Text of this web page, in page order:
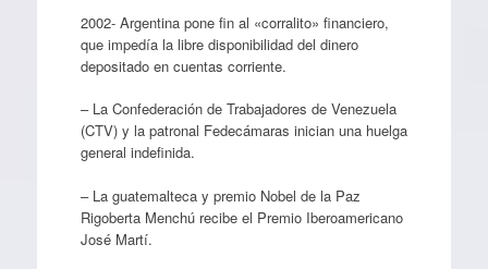
2002- Argentina pone fin al «corralito» financiero,
que impedía la libre disponibilidad del dinero
depositado en cuentas corriente.
– La Confederación de Trabajadores de Venezuela
(CTV) y la patronal Fedecámaras inician una huelga
general indefinida.
– La guatemalteca y premio Nobel de la Paz
Rigoberta Menchú recibe el Premio Iberoamericano
José Martí.